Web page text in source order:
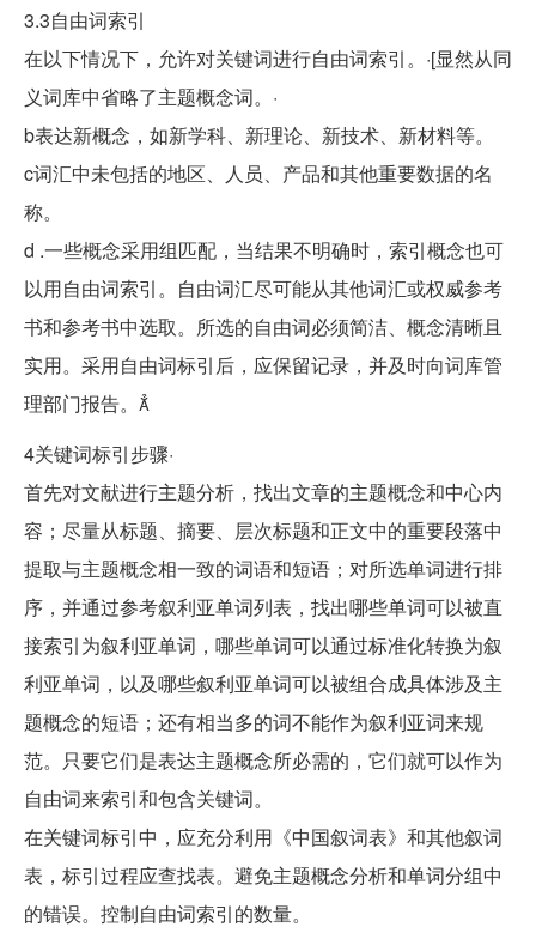
3.3自由词索引
在以下情况下，允许对关键词进行自由词索引。·[显然从同
义词库中省略了主题概念词。·
b表达新概念，如新学科、新理论、新技术、新材料等。
c词汇中未包括的地区、人员、产品和其他重要数据的名
称。
d .一些概念采用组匹配，当结果不明确时，索引概念也可
以用自由词索引。自由词汇尽可能从其他词汇或权威参考
书和参考书中选取。所选的自由词必须简洁、概念清晰且
实用。采用自由词标引后，应保留记录，并及时向词库管
理部门报告。
4关键词标引步骤·
首先对文献进行主题分析，找出文章的主题概念和中心内
容；尽量从标题、摘要、层次标题和正文中的重要段落中
提取与主题概念相一致的词语和短语；对所选单词进行排
序，并通过参考叙利亚单词列表，找出哪些单词可以被直
接索引为叙利亚单词，哪些单词可以通过标准化转换为叙
利亚单词，以及哪些叙利亚单词可以被组合成具体涉及主
题概念的短语；还有相当多的词不能作为叙利亚词来规
范。只要它们是表达主题概念所必需的，它们就可以作为
自由词来索引和包含关键词。
在关键词标引中，应充分利用《中国叙词表》和其他叙词
表，标引过程应查找表。避免主题概念分析和单词分组中
的错误。控制自由词索引的数量。